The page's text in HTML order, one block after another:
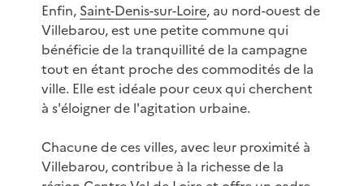
Enfin, Saint-Denis-sur-Loire, au nord-ouest de
Villebarou, est une petite commune qui
bénéficie de la tranquillité de la campagne
tout en étant proche des commodités de la
ville. Elle est idéale pour ceux qui cherchent
à s'éloigner de l'agitation urbaine.
Chacune de ces villes, avec leur proximité à
Villebarou, contribue à la richesse de la